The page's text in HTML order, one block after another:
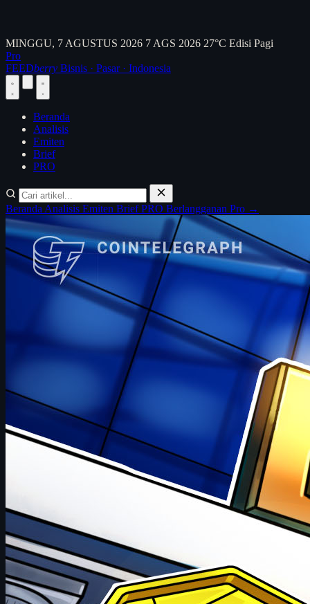
MINGGU, 7 AGUSTUS 2026 7 AGS 2026 27°C Edisi Pagi
Pro
FEEDberry Bisnis · Pasar · Indonesia
Beranda
Analisis
Emiten
Brief
PRO
Beranda Analisis Emiten BriefPRO Berlangganan Pro →